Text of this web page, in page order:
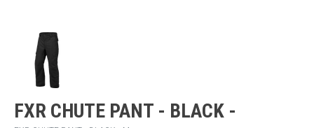
FXR CHUTE PANT - BLACK -